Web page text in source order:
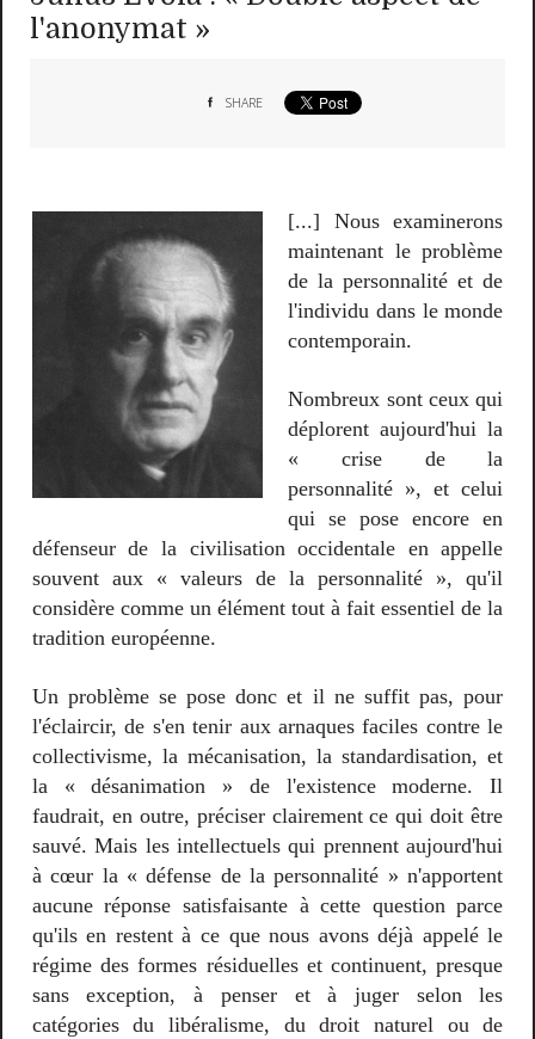
l'anonymat »
SHARE
[...] Nous examinerons
maintenant le problème
de la personnalité et de
l'individu dans le monde
contemporain.
Nombreux sont ceux qui
déplorent aujourd'hui la
« crise de la
personnalité », et celui
qui se pose encore en
défenseur de la civilisation occidentale en appelle
souvent aux « valeurs de la personnalité », qu'il
considère comme un élément tout à fait essentiel de la
tradition européenne.
Un problème se pose donc et il ne suffit pas, pour
l'éclaircir, de s'en tenir aux arnaques faciles contre le
collectivisme, la mécanisation, la standardisation, et
la « désanimation » de l'existence moderne. Il
faudrait, en outre, préciser clairement ce qui doit être
sauvé. Mais les intellectuels qui prennent aujourd'hui
à cœur la « défense de la personnalité » n'apportent
aucune réponse satisfaisante à cette question parce
qu'ils en restent à ce que nous avons déjà appelé le
régime des formes résiduelles et continuent, presque
sans exception, à penser et à juger selon les
catégories du libéralisme, du droit naturel ou de